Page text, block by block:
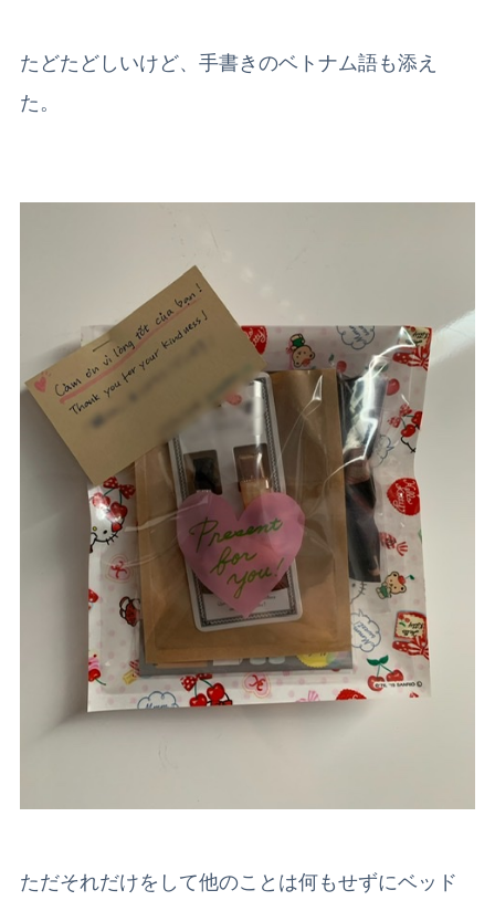
たどたどしいけど、手書きのベトナム語も添え
た。
ただそれだけをして他のことは何もせずにベッド